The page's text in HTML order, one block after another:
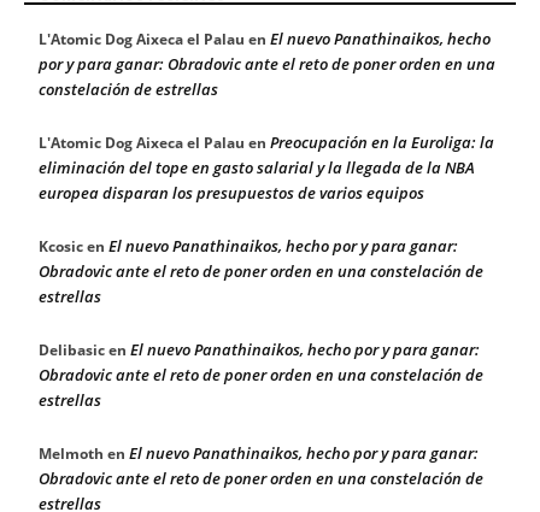
L'Atomic Dog Aixeca el Palau en El nuevo Panathinaikos, hecho
por y para ganar: Obradovic ante el reto de poner orden en una
constelación de estrellas
L'Atomic Dog Aixeca el Palau en Preocupación en la Euroliga: la
eliminación del tope en gasto salarial y la llegada de la NBA
europea disparan los presupuestos de varios equipos
Kcosicen El nuevo Panathinaikos, hecho por y para ganar:
Obradovic ante el reto de poner orden en una constelación de
estrellas
Delibasicen El nuevo Panathinaikos, hecho por y para ganar:
Obradovic ante el reto de poner orden en una constelación de
estrellas
Melmoth en El nuevo Panathinaikos, hecho por y para ganar:
Obradovic ante el reto de poner orden en una constelación de
estrellas